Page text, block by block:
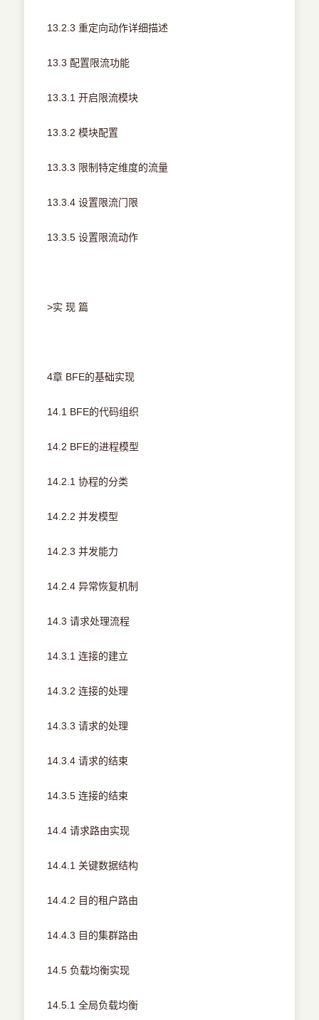
13.2.3 重定向动作详细描述
13.3 配置限流功能
13.3.1 开启限流模块
13.3.2 模块配置
13.3.3 限制特定维度的流量
13.3.4 设置限流门限
13.3.5 设置限流动作
>实 现 篇
4章 BFE的基础实现
14.1 BFE的代码组织
14.2 BFE的进程模型
14.2.1 协程的分类
14.2.2 并发模型
14.2.3 并发能力
14.2.4 异常恢复机制
14.3 请求处理流程
14.3.1 连接的建立
14.3.2 连接的处理
14.3.3 请求的处理
14.3.4 请求的结束
14.3.5 连接的结束
14.4 请求路由实现
14.4.1 关键数据结构
14.4.2 目的租户路由
14.4.3 目的集群路由
14.5 负载均衡实现
14.5.1 全局负载均衡